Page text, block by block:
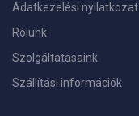
Adatkezelési nyilatkozat
Rólunk
Szolgáltatásaink
Szállítási információk